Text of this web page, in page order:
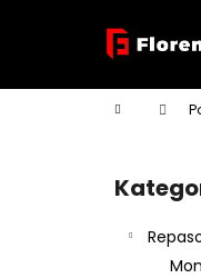
Domů
Přeskočit
kategorie
í
Zpět
do
Zpět
do